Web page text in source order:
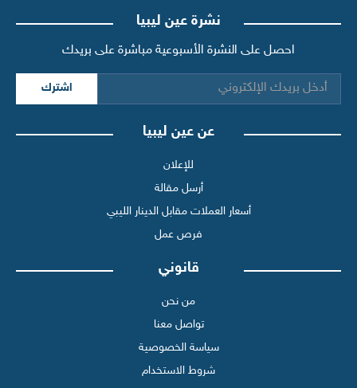
نشرة عين ليبيا
احصل على النشرة الأسبوعية مباشرة على بريدك
اشترك
عن عين ليبيا
للإعلان
أرسل مقالة
أسعار العملات مقابل الدينار الليبي
فرص عمل
قانوني
من نحن
تواصل معنا
سياسة الخصوصية
شروط الاستخدام